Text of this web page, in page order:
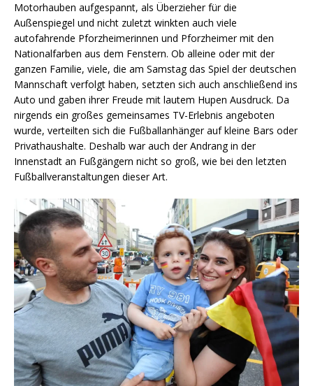
Motorhauben aufgespannt, als Überzieher für die
Außenspiegel und nicht zuletzt winkten auch viele
autofahrende Pforzheimerinnen und Pforzheimer mit den
Nationalfarben aus dem Fenstern. Ob alleine oder mit der
ganzen Familie, viele, die am Samstag das Spiel der deutschen
Mannschaft verfolgt haben, setzten sich auch anschließend ins
Auto und gaben ihrer Freude mit lautem Hupen Ausdruck. Da
nirgends ein großes gemeinsames TV-Erlebnis angeboten
wurde, verteilten sich die Fußballanhänger auf kleine Bars oder
Privathaushalte. Deshalb war auch der Andrang in der
Innenstadt an Fußgängern nicht so groß, wie bei den letzten
Fußballveranstaltungen dieser Art.